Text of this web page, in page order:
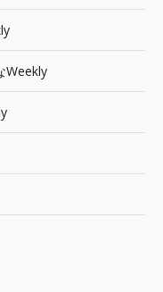
Weekly